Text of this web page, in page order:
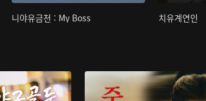
니야유금천 : My Boss 치유계연인